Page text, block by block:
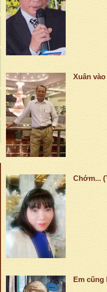
Xuân
Chớm...
Em cũng